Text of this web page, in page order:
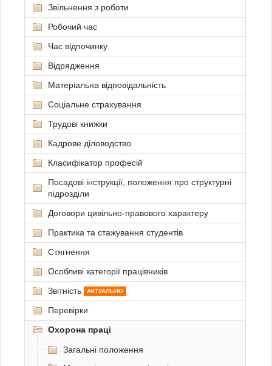
Звільнення з роботи
Робочий час
Час відпочинку
Відрядження
Матеріальна відповідальність
Соціальне страхування
Трудові книжки
Кадрове діловодство
Класифікатор професій
Посадові інструкції, положення про структурні
підрозділи
Договори цивільно-правового характеру
Практика та стажування студентів
Стягнення
Особливі категорії працівників
Звітність
АКТУАЛЬНО
Перевірки
Охорона праці
Загальні положення